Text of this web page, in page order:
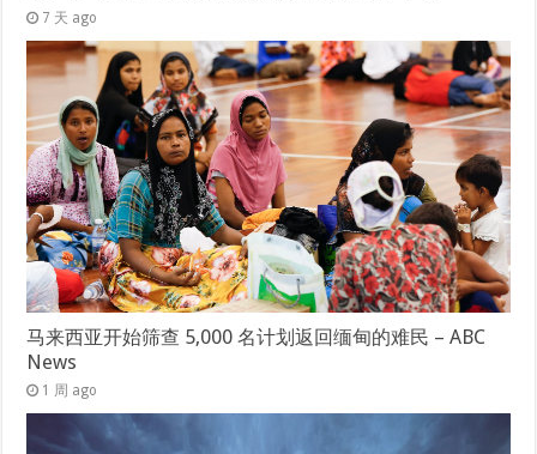
7 天 ago
马来西亚开始筛查 5,000 名计划返回缅甸的难民 – ABC
News
1 周 ago